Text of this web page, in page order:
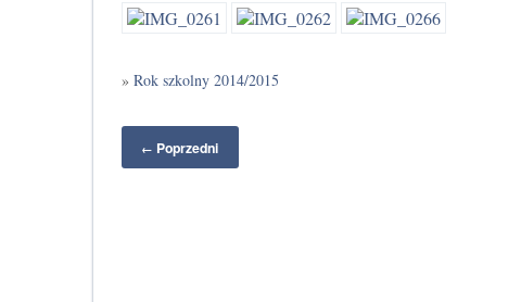
» Rok szkolny 2014/2015
← Poprzedni